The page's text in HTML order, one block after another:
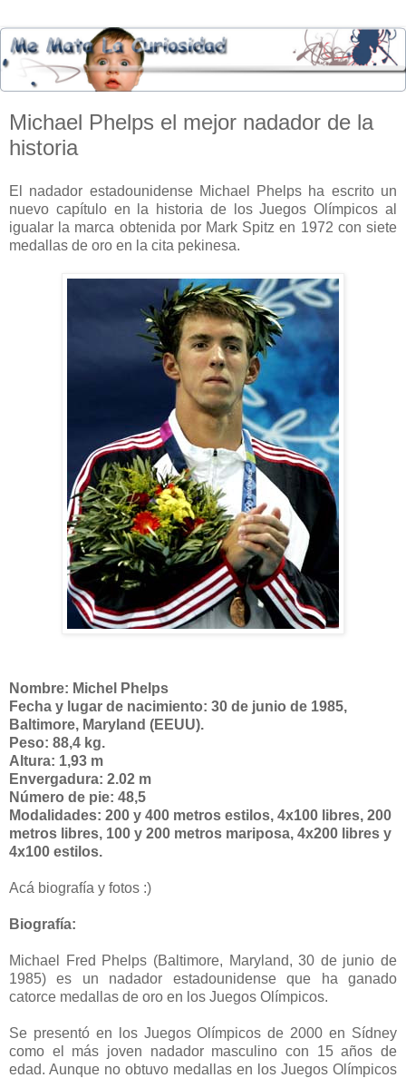
Michael Phelps el mejor nadador de la
historia
El nadador estadounidense Michael Phelps ha escrito un
nuevo capítulo en la historia de los Juegos Olímpicos al
igualar la marca obtenida por Mark Spitz en 1972 con siete
medallas de oro en la cita pekinesa.
Nombre: Michel Phelps
Fecha y lugar de nacimiento: 30 de junio de 1985,
Baltimore, Maryland (EEUU).
Peso: 88,4 kg.
Altura: 1,93 m
Envergadura: 2.02 m
Número de pie: 48,5
Modalidades: 200 y 400 metros estilos, 4x100 libres, 200
metros libres, 100 y 200 metros mariposa, 4x200 libres y
4x100 estilos.
Acá biografía y fotos :)
Biografía:
Michael Fred Phelps (Baltimore, Maryland, 30 de junio de
1985) es un nadador estadounidense que ha ganado
catorce medallas de oro en los Juegos Olímpicos.
Se presentó en los Juegos Olímpicos de 2000 en Sídney
como el más joven nadador masculino con 15 años de
edad. Aunque no obtuvo medallas en los Juegos Olímpicos